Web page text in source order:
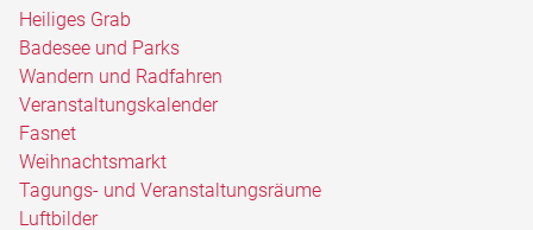
Heiliges Grab
Badesee und Parks
Wandern und Radfahren
Veranstaltungskalender
Fasnet
Weihnachtsmarkt
Tagungs- und Veranstaltungsräume
Luftbilder